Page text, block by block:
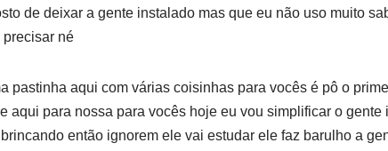
de deixar a gente instalado mas que eu não uso muito
né
pastinha aqui com várias coisinhas para vocês é pô o
aqui para nossa para vocês hoje eu vou simplificar o gente
então ignorem ele vai estudar ele faz barulho a